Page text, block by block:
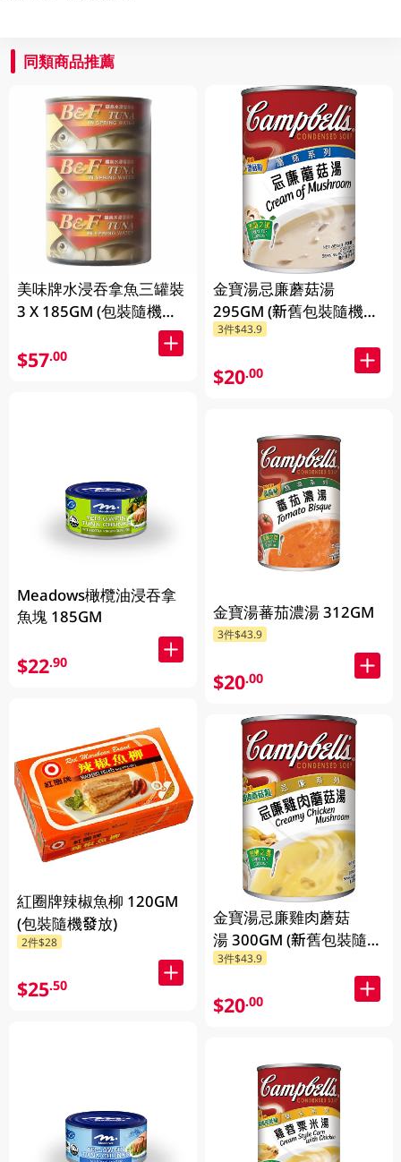
同類商品推薦
美味牌水浸吞拿魚三罐裝
3 X 185GM (包裝隨機發
$57.00
Meadows橄欖油浸吞拿
魚塊 185GM
$22.90
紅圈牌辣椒魚柳 120GM
(包裝隨機發放)
2件$28
$25.50
金寶湯忌廉蘑菇湯
295GM (新舊包裝隨機發
貨) (包裝隨機發放)
3件$43.9
$20.00
金寶湯蕃茄濃湯 312GM
3件$43.9
$20.00
金寶湯忌廉雞肉蘑菇
湯 300GM (新舊包裝隨機
發貨) (包裝隨機發放)
3件$43.9
$20.00